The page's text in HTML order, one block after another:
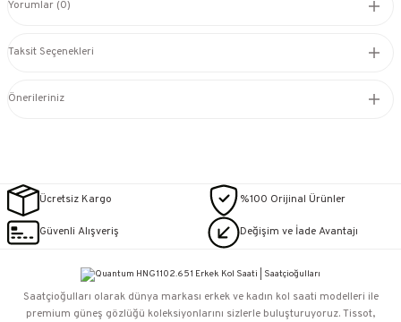
Yorumlar (0)
Taksit Seçenekleri
Önerileriniz
Ücretsiz Kargo %100 Orijinal Ürünler
Güvenli Alışveriş Değişim ve İade Avantajı
Saatçioğulları⁠ olarak dünya markası erkek ve kadın kol saati modelleri ile
premium güneş gözlüğü koleksiyonlarını sizlerle buluşturuyoruz. Tissot,